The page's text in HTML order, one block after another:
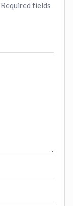
Required fields